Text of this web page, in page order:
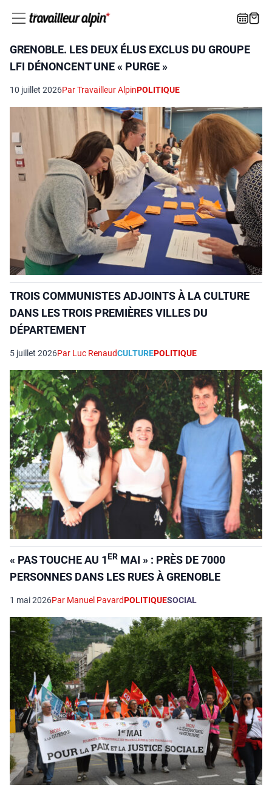
GRENOBLE. LES DEUX ÉLUS EXCLUS DU GROUPE
LFI DÉNONCENT UNE « PURGE »
10 juillet 2026Par Travailleur AlpinPOLITIQUE
TROIS COMMUNISTES ADJOINTS À LA CULTURE
DANS LES TROIS PREMIÈRES VILLES DU
DÉPARTEMENT
5 juillet 2026Par Luc RenaudCULTUREPOLITIQUE
« PAS TOUCHE AU 1ER MAI » : PRÈS DE 7000
PERSONNES DANS LES RUES À GRENOBLE
1 mai 2026Par Manuel PavardPOLITIQUESOCIAL